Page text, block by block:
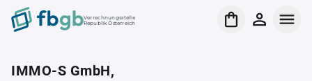
Verrechnungsstelle
Republik Österreich
IMMO-S GmbH,